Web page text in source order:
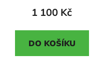
produktu
z
1 100 Kč
DO KOŠÍKU